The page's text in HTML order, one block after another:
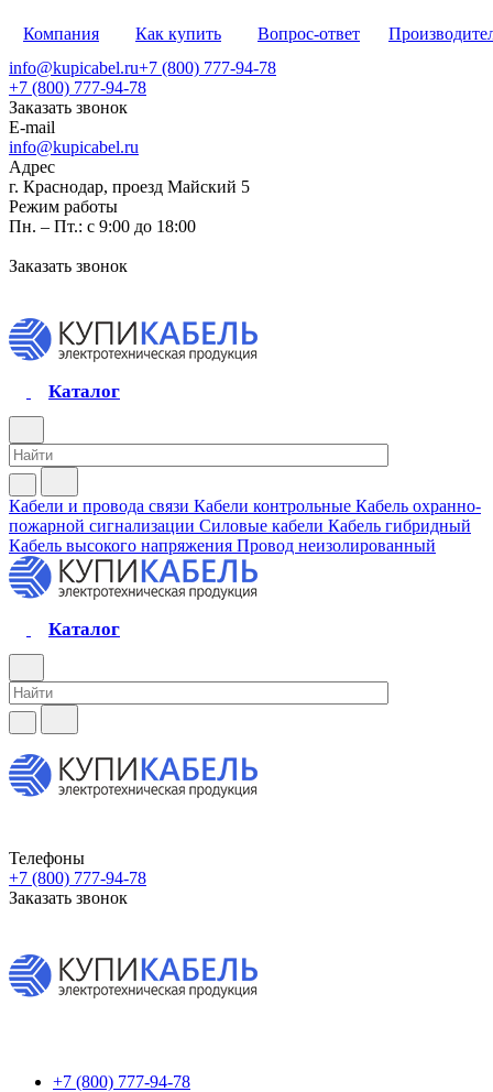
Компания Как купить Вопрос-ответ
info@kupicabel.ru+7 (800) 777-94-78
+7 (800) 777-94-78
Заказать звонок
E-mail
info@kupicabel.ru
Адрес
г. Краснодар, проезд Майский 5
Режим работы
Пн. – Пт.: с 9:00 до 18:00
Заказать звонок
Каталог
Кабели и провода связи Кабели контрольные Кабель охранно-
пожарной сигнализации Силовые кабели Кабель гибридный
Кабель высокого напряжения Провод неизолированный
Каталог
Телефоны
+7 (800) 777-94-78
Заказать звонок
+7 (800) 777-94-78